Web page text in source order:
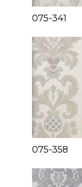
075-341
075-358